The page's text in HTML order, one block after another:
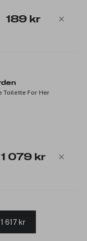
189 kr
Toilette For Her
1 079 kr
617 kr